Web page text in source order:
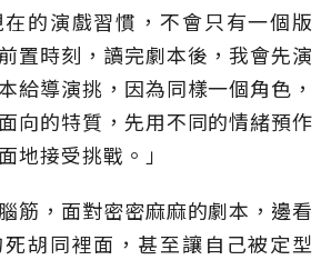
的演戲習慣，不會只有一個版
置時刻，讀完劇本後，我會先演
給導演挑，因為同樣一個角色，
向的特質，先用不同的情緒預作
地接受挑戰。」
筋，面對密密麻麻的劇本，邊看
胡同裡面，甚至讓自己被定型